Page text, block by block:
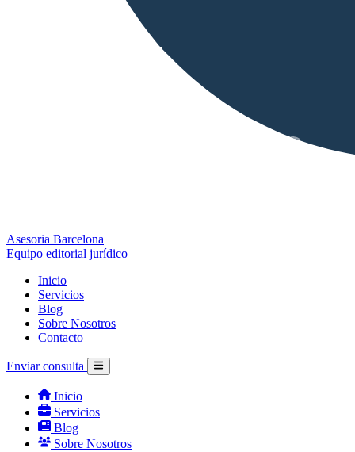
Asesoria Barcelona
Equipo editorial jurídico
Inicio
Servicios
Blog
Sobre Nosotros
Contacto
Enviar consulta
Inicio
Servicios
Blog
Sobre Nosotros